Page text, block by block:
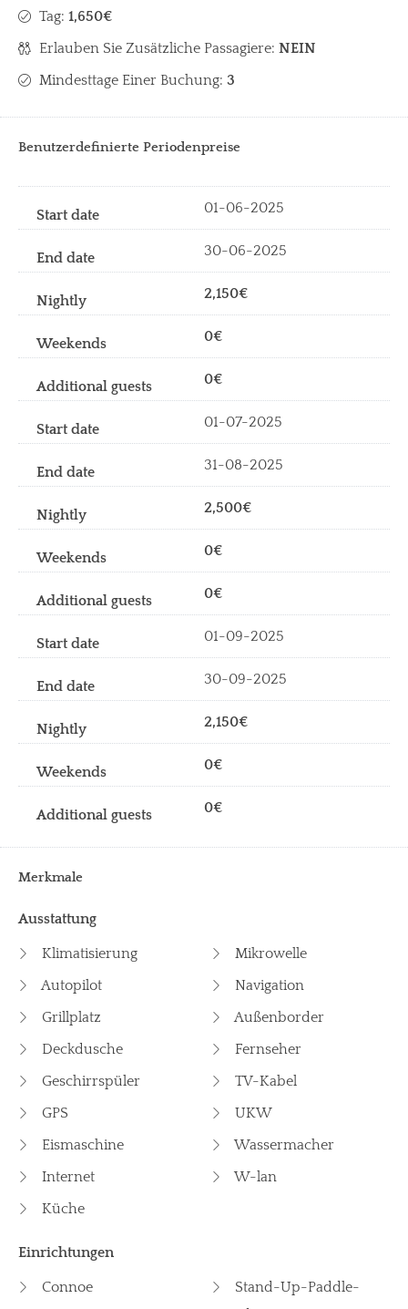
Tag: 1,650€
Erlauben Sie Zusätzliche Passagiere: NEIN
Mindesttage Einer Buchung: 3
Benutzerdefinierte Periodenpreise
01-06-2025
30-06-2025
2,150€
0€
0€
01-07-2025
31-08-2025
2,500€
0€
0€
01-09-2025
30-09-2025
2,150€
0€
0€
Merkmale
Ausstattung
Klimatisierung
Autopilot
Grillplatz
Deckdusche
Geschirrspüler
GPS
Eismaschine
Internet
Küche
Mikrowelle
Navigation
Außenborder
Fernseher
TV-Kabel
UKW
Wassermacher
W-lan
Einrichtungen
Connoe
Stand-Up-Paddle-